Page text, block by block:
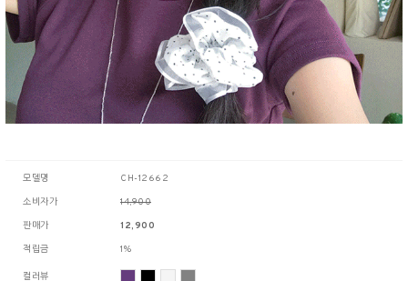
모델명
CH-12662
소비자가
14,900
판매가
12,900
적립금
1%
컬러뷰